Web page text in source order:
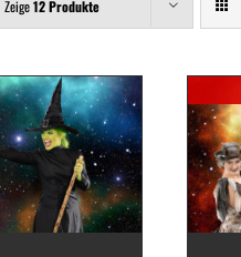
Zeige12 Produkte